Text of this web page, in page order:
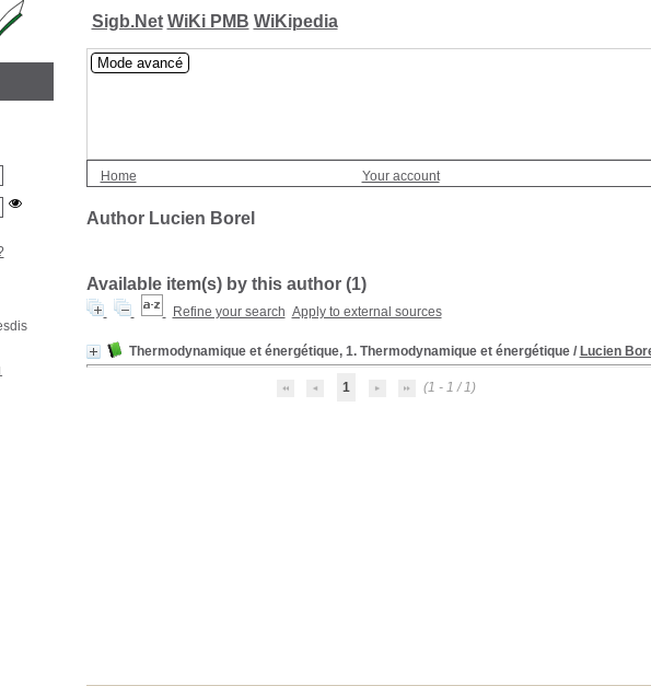
Sigb.Net WiKi PMB WiKipedia
Mode avancé
Home Your account
Author Lucien Borel
Available item(s) by this author (1)
Refine your search Apply to external sources
Thermodynamique et énergétique, 1. Thermodynamique et énergétique/ Lucien
1 (1 - 1 / 1)